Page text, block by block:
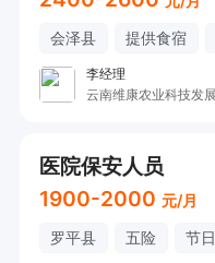
会泽县 提供食宿
李经理
云南维康农业科技发
医院保安人员
1900-2000 元/月
罗平县 五险 节